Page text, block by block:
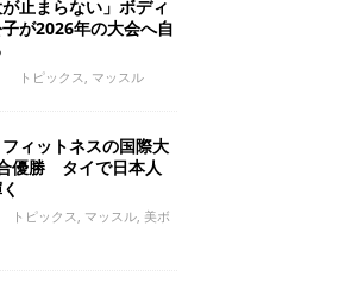
が止まらない」ボディ
が2026年の大会へ自
トピックス マッスル
ィットネスの国際大
優勝 タイで日本人
トピックス マッスル, 美ボ